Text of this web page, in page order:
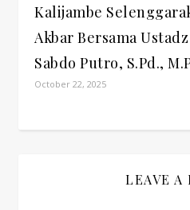
Kalijambe
Akbar Bersama
Sabdo Putro, S.Pd.,
October 22, 2025
LEAVE A